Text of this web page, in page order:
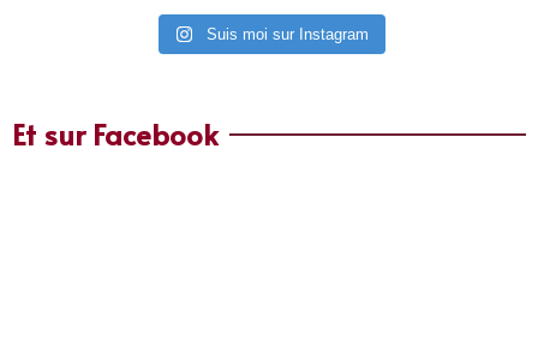
Suis moi sur Instagram
Et sur Facebook